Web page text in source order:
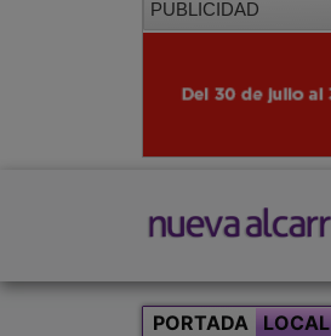
PUBLICIDAD
PORTADA LOCAL